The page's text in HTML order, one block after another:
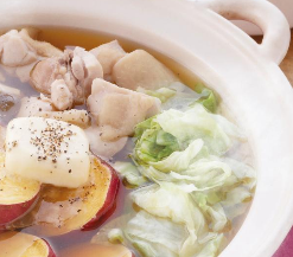
調味酢
ぽん酢
鍋用調味料
トップ